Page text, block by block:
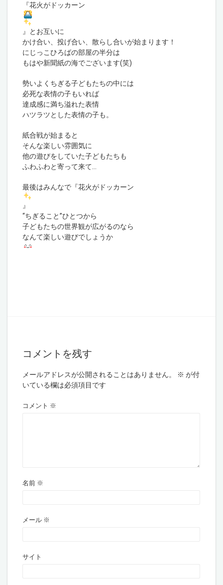
『花火がドッカーン
』とお互いに
かけ合い、投げ合い、散らし合いが始まります！
にじっこひろばの部屋の半分は
もはや新聞紙の海でございます(笑)
勢いよくちぎる子どもたちの中には
必死な表情の子もいれば
達成感に満ち溢れた表情
ハツラツとした表情の子も。
紙合戦が始まると
そんな楽しい雰囲気に
他の遊びをしていた子どもたちも
ふわふわと寄って来て…
最後はみんなで『花火がドッカーン
』
“ちぎること”ひとつから
子どもたちの世界観が広がるのなら
なんて楽しい遊びでしょうか
コメントを残す
メールアドレスが公開されることはありません。 ※ が付
いている欄は必須項目です
コメント ※
名前 ※
メール ※
サイト